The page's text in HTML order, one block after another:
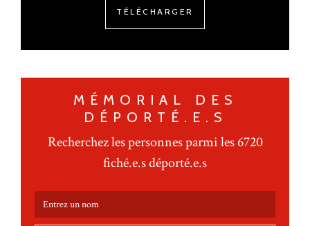
TÉLÉCHARGER
MÉMORIAL DES
DÉPORTÉ.E.S
Recherchez les personnes parmi les 6720
fiché.e.s déporté.e.s